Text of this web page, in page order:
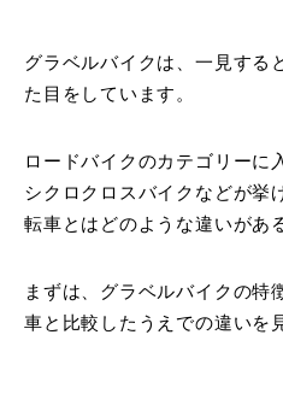
グラベルバイクは、一見する
た目をしています。
ロードバイクのカテゴリーに
シクロクロスバイクなどが挙
転車とはどのような違いがあ
まずは、グラベルバイクの特
車と比較したうえでの違いを